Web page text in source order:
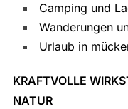
Camping und
Wanderungen
Urlaub in
KRAFTVOLLE
NATUR